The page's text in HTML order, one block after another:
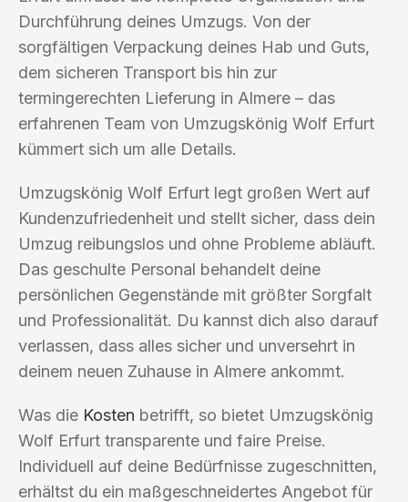
Durchführung deines Umzugs. Von der
sorgfältigen Verpackung deines Hab und Guts,
dem sicheren Transport bis hin zur
termingerechten Lieferung in Almere – das
erfahrenen Team von Umzugskönig Wolf Erfurt
kümmert sich um alle Details.
Umzugskönig Wolf Erfurt legt großen Wert auf
Kundenzufriedenheit und stellt sicher, dass dein
Umzug reibungslos und ohne Probleme abläuft.
Das geschulte Personal behandelt deine
persönlichen Gegenstände mit größter Sorgfalt
und Professionalität. Du kannst dich also darauf
verlassen, dass alles sicher und unversehrt in
deinem neuen Zuhause in Almere ankommt.
Was die Kosten betrifft, so bietet Umzugskönig
Wolf Erfurt transparente und faire Preise.
Individuell auf deine Bedürfnisse zugeschnitten,
erhältst du ein maßgeschneidertes Angebot für